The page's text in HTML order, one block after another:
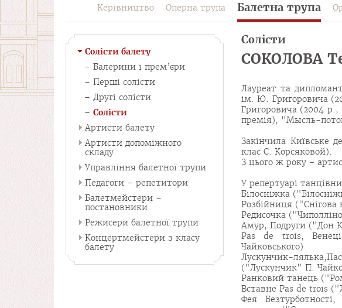
Керівництво Оперна трупа Балетна трупа
Солісти балету
Балерини і прем’єри
Перші солісти
Другі солісти
Солісти
Артисти балету
Артисти допоміжного
складу
Управління балетної трупи
Педагоги – репетитори
Балетмейстери –
постановники
Режисери балетної трупи
Концертмейстери з класу
балету
Солісти
СОКОЛОВА
Лауреат та
ім. Ю. Григоровича
Григоровича (2004 р.,
премія), "Мысль-
Закінчила Київське
клас С. Корсяковой).
З цього ж року -
У репертуарі
Білосніжка
Розбійниця ("Снігова
Редисочка
Амур, Подруги ("Дон
Pas de trois,
Чайковського)
Лускунчик-
("Лускунчик" П.
Ранковий танець
Вставне Pas de trois
Фея